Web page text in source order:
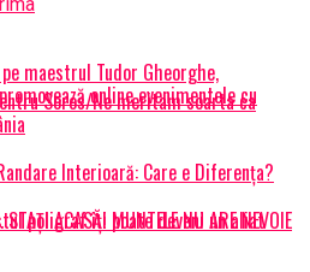
maestrul Tudor Gheorghe,
Soros/Ne meritam soarta ca
ACASĂ! MUNTELE NU ARE NEVOIE
online evenimentele cu
Interioară: Care e Diferența?
poligraf îţi poate deveni un aliat